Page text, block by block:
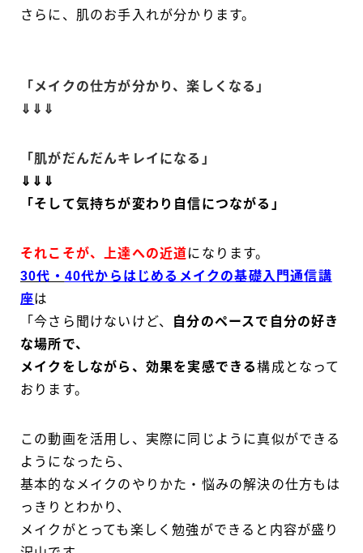
さらに、肌のお手入れが分かります。
「メイクの仕方が分かり、楽しくなる」
⇓⇓⇓
「肌がだんだんキレイになる」
⇓⇓⇓
「そして気持ちが変わり自信につながる」
それこそが、上達への近道になります。
30代・ 40代からはじめるメイクの基礎入門通信講
座は
「今さら聞けないけど、
自分のペースで自分の好き
な場所で、
メイクをしながら、効果を実感できる構成となって
おります。
この動画を活用し、実際に同じように真似ができる
ようになったら、
基本的なメイクのやりかた・悩みの解決の仕方もは
っきりとわかり、
メイクがとっても楽しく勉強ができると内容が盛り